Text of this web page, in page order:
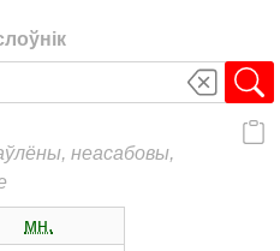
неасабовы,
мн.